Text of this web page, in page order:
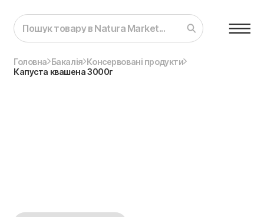
Головна Бакалія Консервовані продукти
Капуста квашена 3000г